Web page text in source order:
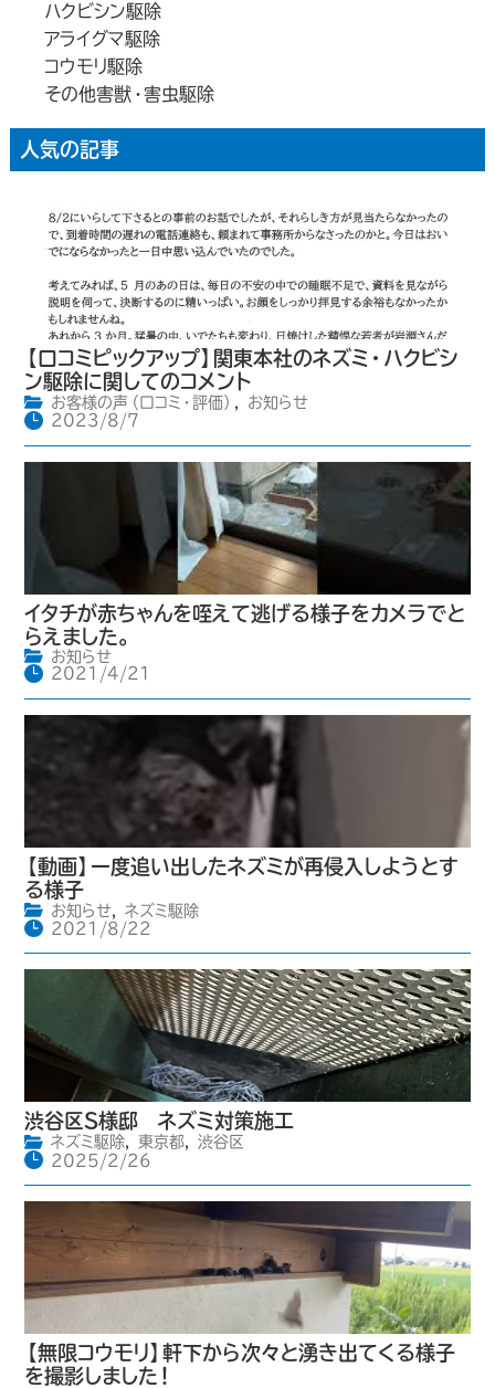
ハクビシン駆除
アライグマ駆除
コウモリ駆除
その他害獣・害虫駆除
人気の記事
【口コミピックアップ】関東本社のネズミ・ハクビシ
ン駆除に関してのコメント
お客様の声（口コミ・評価） ,
お知らせ
2023/8/7
イタチが赤ちゃんを咥えて逃げる様子をカメラでと
らえました。
お知らせ
2021/4/21
【動画】一度追い出したネズミが再侵入しようとす
る様子
お知らせ,
ネズミ駆除
2021/8/22
渋谷区S様邸 ネズミ対策施工
ネズミ駆除, 東京都,
渋谷区
2025/2/26
【無限コウモリ】軒下から次々と湧き出てくる様子
を撮影しました！